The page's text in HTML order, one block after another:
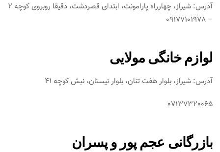
آدرس: شیراز، چهارراه پارامونت، ابتدای قصردشت، دقیقا روبروی کوچه 2
– 09177101978
لوازم خانگی مولایی
آدرس: شیراز، بلوار هفت تنان، بلوار نیستان، نبش کوچه 41
07137320065
بازرگانی عجم پور و پسران